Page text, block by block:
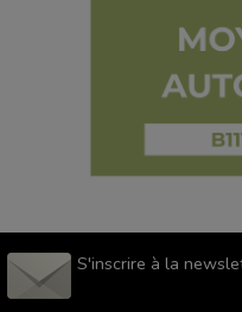
S'inscrire à la